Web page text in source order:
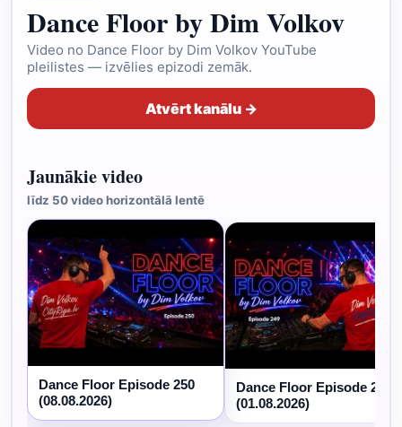
Dance Floor by Dim Volkov
Video no Dance Floor by Dim Volkov YouTube
pleilistes — izvēlies epizodi zemāk.
Atvērt kanālu →
Jaunākie video
līdz 50 video horizontālā lentē
Dance Floor Episode 250
(08.08.2026)
Dance Floor Episode 249
(01.08.2026)